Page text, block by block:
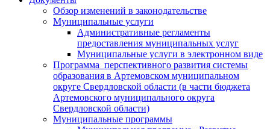
Обзор изменений в законодательстве
Муниципальные услуги
Административные регламенты
предоставления муниципальных услуг
Муниципальные услуги в электронном виде
Программа перспективного развития системы
образования в Артемовском муниципальном
округе Свердловской области (в части бюджета
Артемовского муниципального округа
Свердловской области)
Муниципальные программы